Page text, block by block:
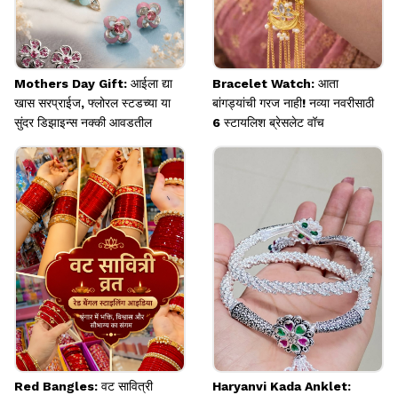
Mothers Day Gift: आईला द्या
खास सरप्राईज, फ्लोरल स्टडच्या या
सुंदर डिझाइन्स नक्की आवडतील
Bracelet Watch: आता
बांगड्यांची गरज नाही! नव्या नवरीसाठी
6 स्टायलिश ब्रेसलेट वॉच
Red Bangles: वट सावित्री
Haryanvi Kada Anklet: